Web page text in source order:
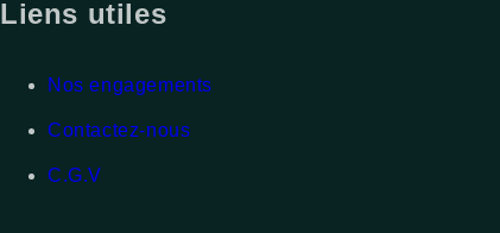
Liens utiles
Nos engagements
Contactez-nous
C.G.V